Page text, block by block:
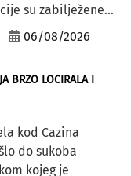
su zabilježene...
06/08/2026
BRZO LOCIRALA I
kod Cazina
do sukoba
kojeg je